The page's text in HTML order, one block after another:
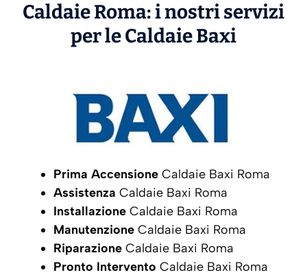
Caldaie Roma: i nostri servizi
per le CaldaieBaxi
Prima Accensione Caldaie Baxi Roma
Assistenza Caldaie Baxi Roma
Installazione Caldaie Baxi Roma
Manutenzione Caldaie Baxi Roma
Riparazione Caldaie Baxi Roma
Pronto Intervento Caldaie Baxi Roma